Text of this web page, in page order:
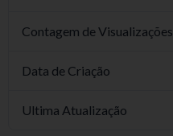
Contagem de Visualizações
Data de Criação
Ultima Atualização